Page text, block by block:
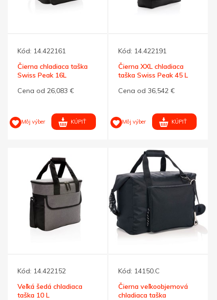
Kód: 14.422161
Čierna chladiaca taška
Swiss Peak 16L
Cena od 26,083 €
Môj výber KÚPIŤ
Kód: 14.422191
Čierna XXL chladiaca
taška Swiss Peak 45 L
Cena od 36,542 €
Môj výber KÚPIŤ
Kód: 14.422152
Veľká šedá chladiaca
taška 10 L
Kód: 14150.C
Čierna veľkoobjemová
chladiaca taška